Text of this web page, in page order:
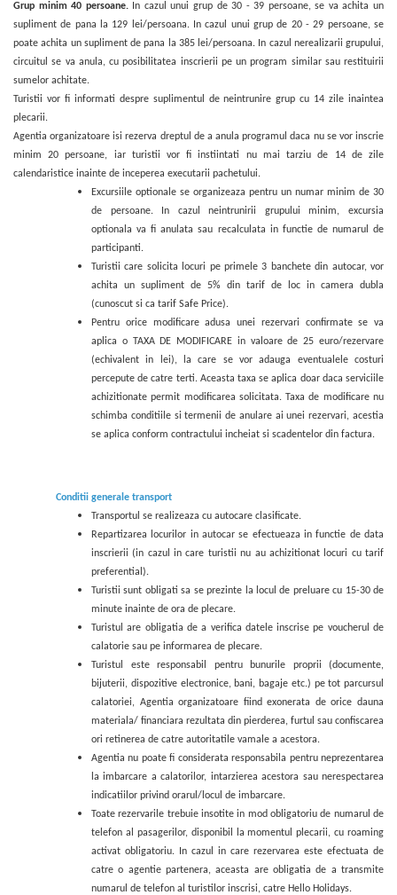
Grup minim 40 persoane. In cazul unui grup de 30 - 39 persoane, se va achita un
supliment de pana la 129 lei/persoana. In cazul unui grup de 20 - 29 persoane, se
poate achita un supliment de pana la 385 lei/persoana. In cazul nerealizarii grupului,
circuitul se va anula, cu posibilitatea inscrierii pe un program similar sau restituirii
sumelor achitate.
Turistii vor fi informati despre suplimentul de neintrunire grup cu 14 zile inaintea
plecarii.
Agentia organizatoare isi rezerva dreptul de a anula programul daca nu se vor inscrie
minim 20 persoane, iar turistii vor fi instiintati nu mai tarziu de 14 de zile
calendaristice inainte de inceperea executarii pachetului.
Excursiile optionale se organizeaza pentru un numar minim de 30
de persoane. In cazul neintrunirii grupului minim, excursia
optionala va fi anulata sau recalculata in functie de numarul de
participanti.
Turistii care solicita locuri pe primele 3 banchete din autocar, vor
achita un supliment de 5% din tarif de loc in camera dubla
(cunoscut si ca tarif Safe Price).
Pentru orice modificare adusa unei rezervari confirmate se va
aplica o TAXA DE MODIFICARE in valoare de 25 euro/rezervare
(echivalent in lei), la care se vor adauga eventualele costuri
percepute de catre terti. Aceasta taxa se aplica doar daca serviciile
achizitionate permit modificarea solicitata. Taxa de modificare nu
schimba conditiile si termenii de anulare ai unei rezervari, acestia
se aplica conform contractului incheiat si scadentelor din factura.
Conditii generale transport
Transportul se realizeaza cu autocare clasificate.
Repartizarea locurilor in autocar se efectueaza in functie de data
inscrierii (in cazul in care turistii nu au achizitionat locuri cu tarif
preferential).
Turistii sunt obligati sa se prezinte la locul de preluare cu 15-30 de
minute inainte de ora de plecare.
Turistul are obligatia de a verifica datele inscrise pe voucherul de
calatorie sau pe informarea de plecare.
Turistul este responsabil pentru bunurile proprii (documente,
bijuterii, dispozitive electronice, bani, bagaje etc.) pe tot parcursul
calatoriei, Agentia organizatoare fiind exonerata de orice dauna
materiala/ financiara rezultata din pierderea, furtul sau confiscarea
ori retinerea de catre autoritatile vamale a acestora.
Agentia nu poate fi considerata responsabila pentru neprezentarea
la imbarcare a calatorilor, intarzierea acestora sau nerespectarea
indicatiilor privind orarul/locul de imbarcare.
Toate rezervarile trebuie insotite in mod obligatoriu de numarul de
telefon al pasagerilor, disponibil la momentul plecarii, cu roaming
activat obligatoriu. In cazul in care rezervarea este efectuata de
catre o agentie partenera, aceasta are obligatia de a transmite
numarul de telefon al turistilor inscrisi, catre Hello Holidays.